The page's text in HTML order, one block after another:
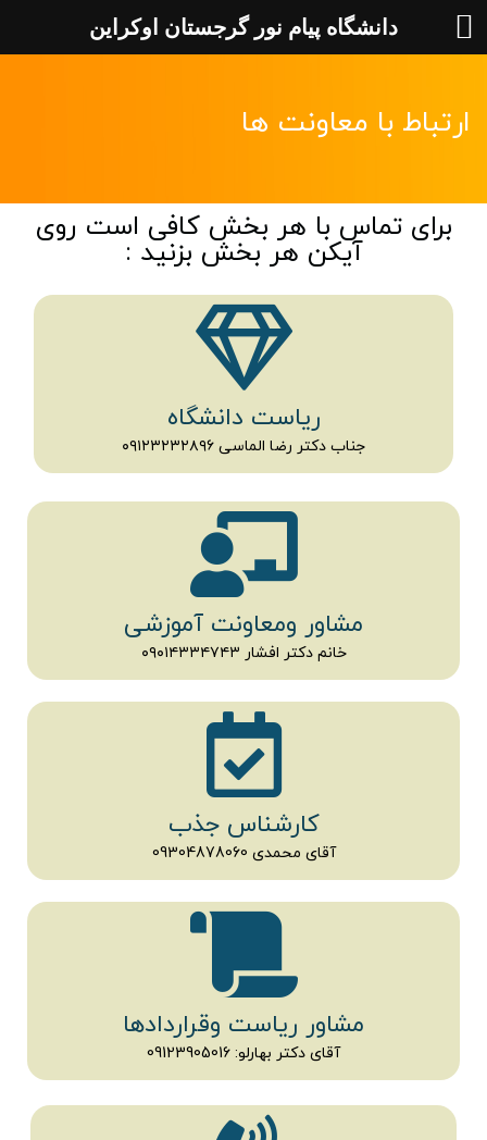
ارتباط با معاونت ها
برای تماس با هر بخش کافی است روی
آیکن هر بخش بزنید :
ریاست دانشگاه
جناب دکتر رضا الماسی ۰۹۱۲۳۲۳۲۸۹۶
مشاور ومعاونت آموزشی
خانم دکتر افشار ۰۹۰۱۴۳۳۴۷۴۳
کارشناس جذب
آقای محمدی 09304878060
مشاور ریاست وقراردادها
آقای دکتر بهارلو: 09123905016
دانشگاه پیام نور گرجستان اوکراین